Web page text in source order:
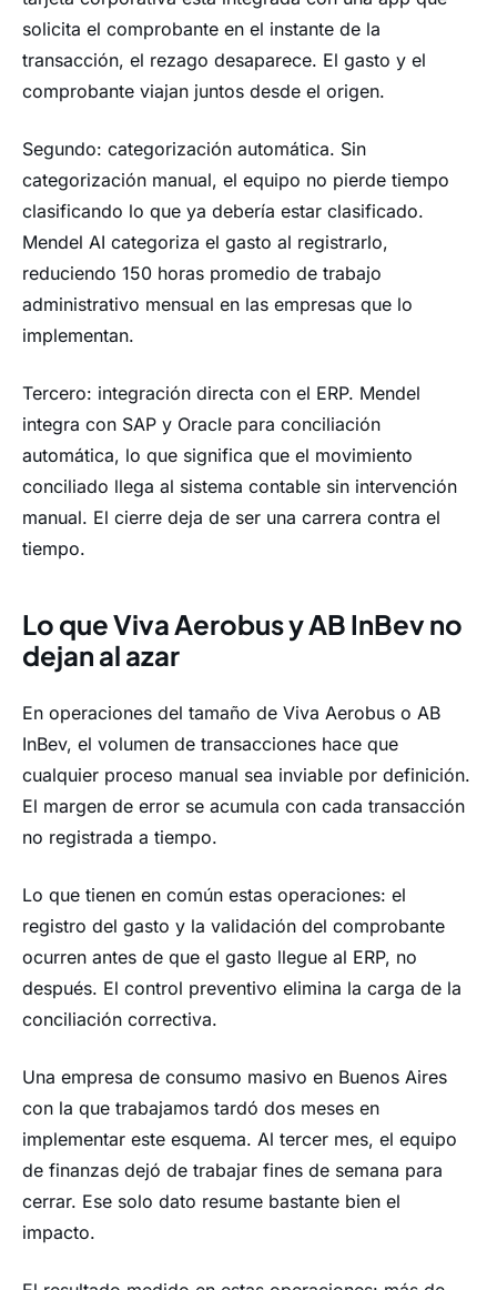
solicita el comprobante en el instante de la
transacción, el rezago desaparece. El gasto y el
comprobante viajan juntos desde el origen.
Segundo: categorización automática. Sin
categorización manual, el equipo no pierde tiempo
clasificando lo que ya debería estar clasificado.
Mendel AI categoriza el gasto al registrarlo,
reduciendo 150 horas promedio de trabajo
administrativo mensual en las empresas que lo
implementan.
Tercero: integración directa con el ERP. Mendel
integra con SAP y Oracle para conciliación
automática, lo que significa que el movimiento
conciliado llega al sistema contable sin intervención
manual. El cierre deja de ser una carrera contra el
tiempo.
Lo que Viva Aerobus y AB InBev no
dejan al azar
En operaciones del tamaño de Viva Aerobus o AB
InBev, el volumen de transacciones hace que
cualquier proceso manual sea inviable por definición.
El margen de error se acumula con cada transacción
no registrada a tiempo.
Lo que tienen en común estas operaciones: el
registro del gasto y la validación del comprobante
ocurren antes de que el gasto llegue al ERP, no
después. El control preventivo elimina la carga de la
conciliación correctiva.
Una empresa de consumo masivo en Buenos Aires
con la que trabajamos tardó dos meses en
implementar este esquema. Al tercer mes, el equipo
de finanzas dejó de trabajar fines de semana para
cerrar. Ese solo dato resume bastante bien el
impacto.